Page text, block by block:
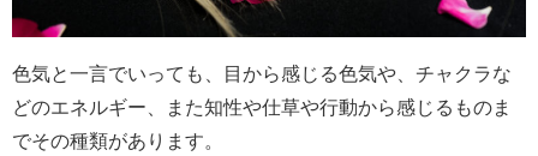
色気と一言でいっても、目から感じる色気や、チャクラな
どのエネルギー、また知性や仕草や行動から感じるものま
でその種類があります。